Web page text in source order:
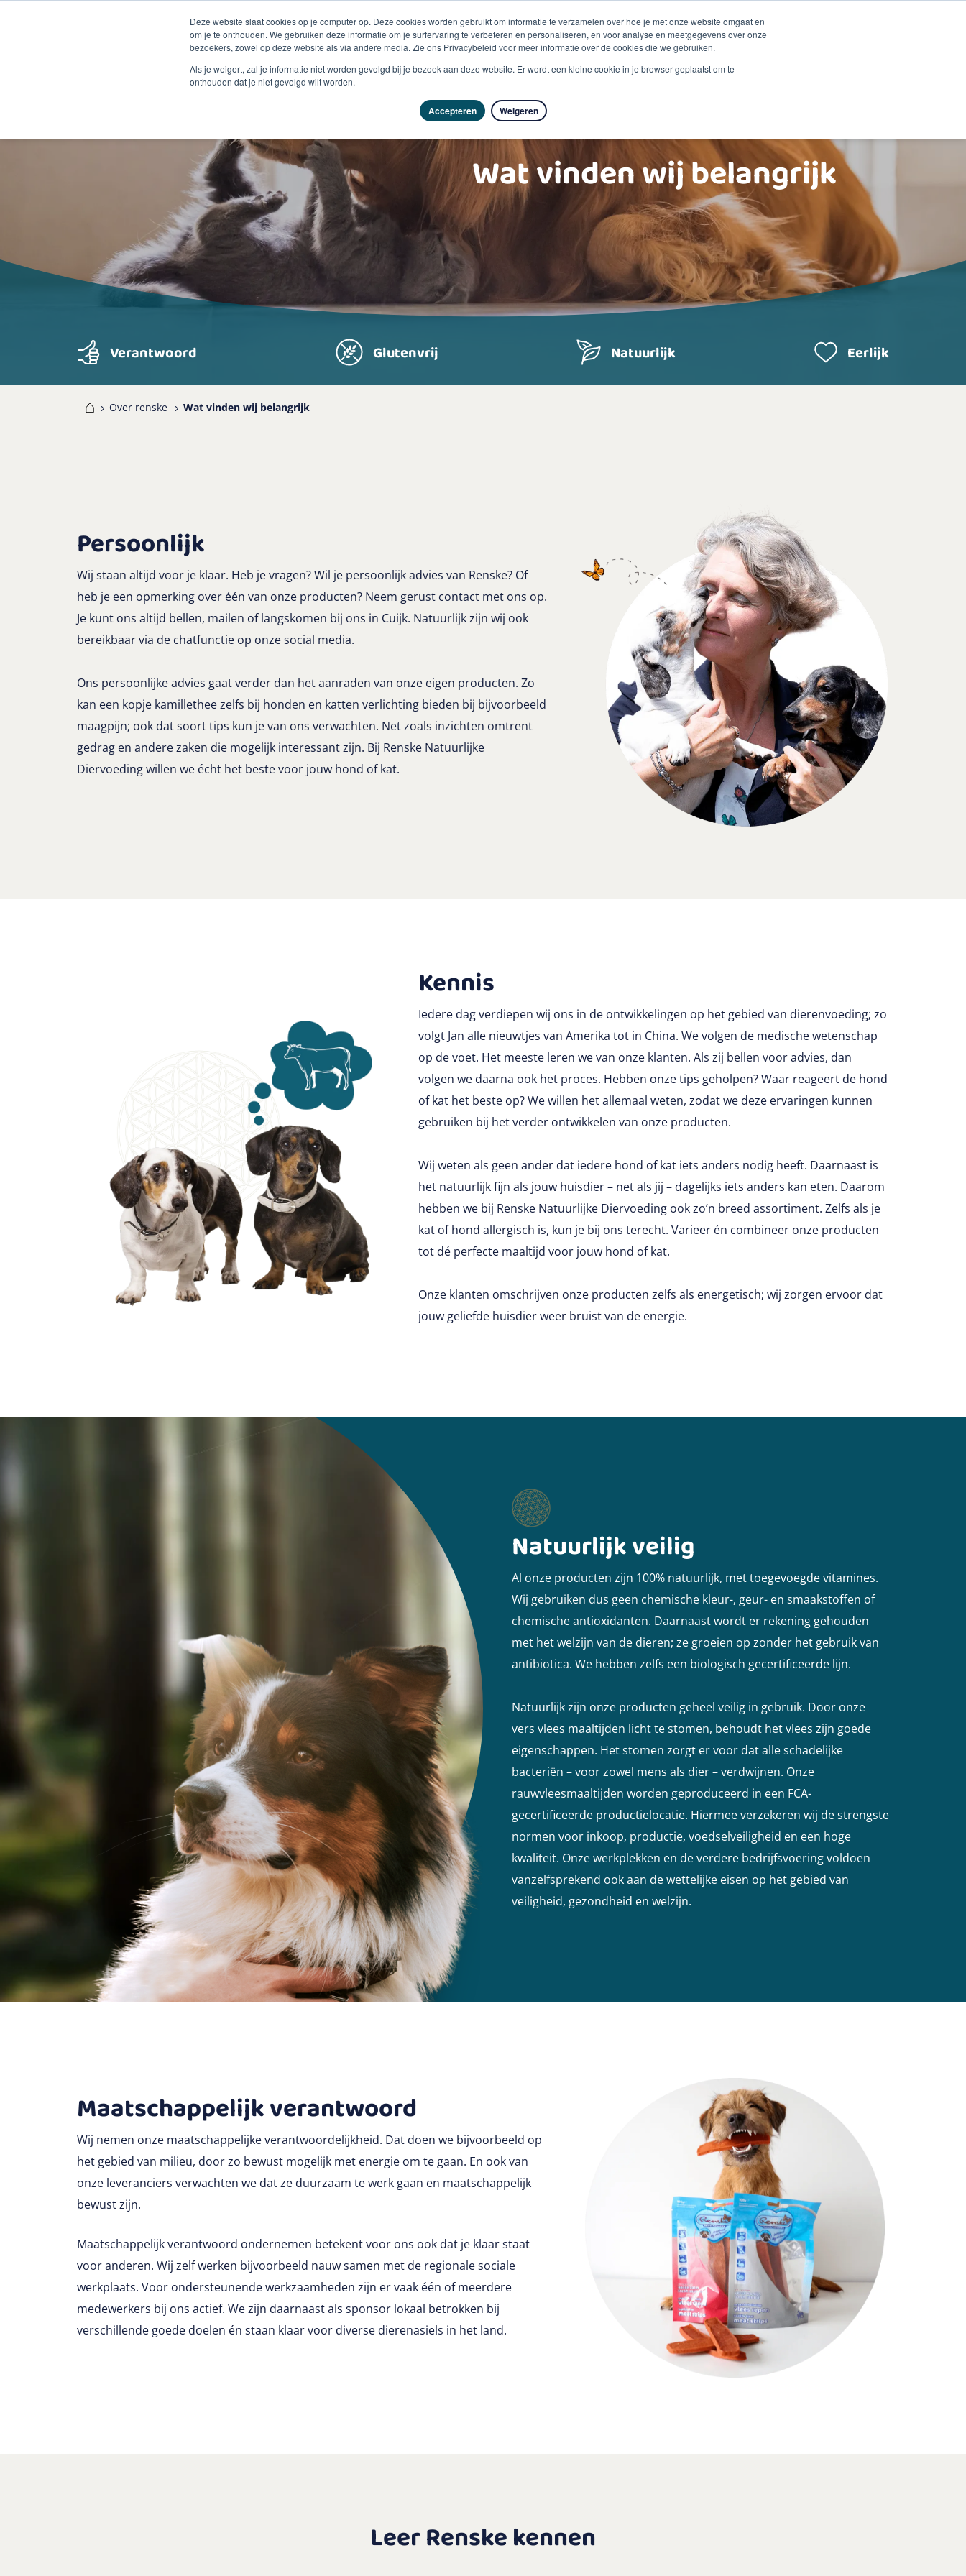
Deze website slaat cookies op je computer op. Deze cookies worden gebruikt om informatie te verzamelen over hoe je met onze website omgaat en
om je te onthouden. We gebruiken deze informatie om je surfervaring te verbeteren en personaliseren, en voor analyse en meetgegevens over onze
bezoekers, zowel op deze website als via andere media. Zie ons Privacybeleid voor meer informatie over de cookies die we gebruiken.
Als je weigert, zal je informatie niet worden gevolgd bij je bezoek aan deze website. Er wordt een kleine cookie in je browser geplaatst om te
onthouden dat je niet gevolgd wilt worden.
Accepteren Weigeren
Duurzaamheid
Producten Vragen & advies Kennisbank Over Renske Verkooppunten
Wat vinden wij belangrijk
Verantwoord Glutenvrij Natuurlijk Eerlijk
Over renske Wat vinden wij belangrijk
Persoonlijk
Wij staan altijd voor je klaar. Heb je vragen? Wil je persoonlijk advies van Renske? Of
heb je een opmerking over één van onze producten? Neem gerust contact met ons op.
Je kunt ons altijd bellen, mailen of langskomen bij ons in Cuijk. Natuurlijk zijn wij ook
bereikbaar via de chatfunctie op onze social media.
Ons persoonlijke advies gaat verder dan het aanraden van onze eigen producten. Zo
kan een kopje kamillethee zelfs bij honden en katten verlichting bieden bij bijvoorbeeld
maagpijn; ook dat soort tips kun je van ons verwachten. Net zoals inzichten omtrent
gedrag en andere zaken die mogelijk interessant zijn. Bij Renske Natuurlijke
Diervoeding willen we écht het beste voor jouw hond of kat.
Kennis
Iedere dag verdiepen wij ons in de ontwikkelingen op het gebied van dierenvoeding; zo
volgt Jan alle nieuwtjes van Amerika tot in China. We volgen de medische wetenschap
op de voet. Het meeste leren we van onze klanten. Als zij bellen voor advies, dan
volgen we daarna ook het proces. Hebben onze tips geholpen? Waar reageert de hond
of kat het beste op? We willen het allemaal weten, zodat we deze ervaringen kunnen
gebruiken bij het verder ontwikkelen van onze producten.
Wij weten als geen ander dat iedere hond of kat iets anders nodig heeft. Daarnaast is
het natuurlijk fijn als jouw huisdier – net als jij – dagelijks iets anders kan eten. Daarom
hebben we bij Renske Natuurlijke Diervoeding ook zo’n breed assortiment. Zelfs als je
kat of hond allergisch is, kun je bij ons terecht. Varieer én combineer onze producten
tot dé perfecte maaltijd voor jouw hond of kat.
Onze klanten omschrijven onze producten zelfs als energetisch; wij zorgen ervoor dat
jouw geliefde huisdier weer bruist van de energie.
Natuurlijk veilig
Al onze producten zijn 100% natuurlijk, met toegevoegde vitamines.
Wij gebruiken dus geen chemische kleur-, geur- en smaakstoffen of
chemische antioxidanten. Daarnaast wordt er rekening gehouden
met het welzijn van de dieren; ze groeien op zonder het gebruik van
antibiotica. We hebben zelfs een biologisch gecertificeerde lijn.
Natuurlijk zijn onze producten geheel veilig in gebruik. Door onze
vers vlees maaltijden licht te stomen, behoudt het vlees zijn goede
eigenschappen. Het stomen zorgt er voor dat alle schadelijke
bacteriën – voor zowel mens als dier – verdwijnen. Onze
rauwvleesmaaltijden worden geproduceerd in een FCA-
gecertificeerde productielocatie. Hiermee verzekeren wij de strengste
normen voor inkoop, productie, voedselveiligheid en een hoge
kwaliteit. Onze werkplekken en de verdere bedrijfsvoering voldoen
vanzelfsprekend ook aan de wettelijke eisen op het gebied van
veiligheid, gezondheid en welzijn.
Maatschappelijk verantwoord
Wij nemen onze maatschappelijke verantwoordelijkheid. Dat doen we bijvoorbeeld op
het gebied van milieu, door zo bewust mogelijk met energie om te gaan. En ook van
onze leveranciers verwachten we dat ze duurzaam te werk gaan en maatschappelijk
bewust zijn.
Maatschappelijk verantwoord ondernemen betekent voor ons ook dat je klaar staat
voor anderen. Wij zelf werken bijvoorbeeld nauw samen met de regionale sociale
werkplaats. Voor ondersteunende werkzaamheden zijn er vaak één of meerdere
medewerkers bij ons actief. We zijn daarnaast als sponsor lokaal betrokken bij
verschillende goede doelen én staan klaar voor diverse dierenasiels in het land.
Leer Renske kennen